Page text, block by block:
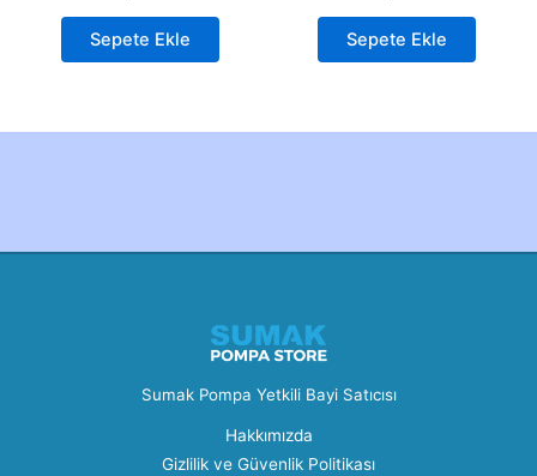
Sepete Ekle Sepete Ekle
Sumak Pompa Yetkili Bayi Satıcısı
Hakkımızda
Gizlilik ve Güvenlik Politikası